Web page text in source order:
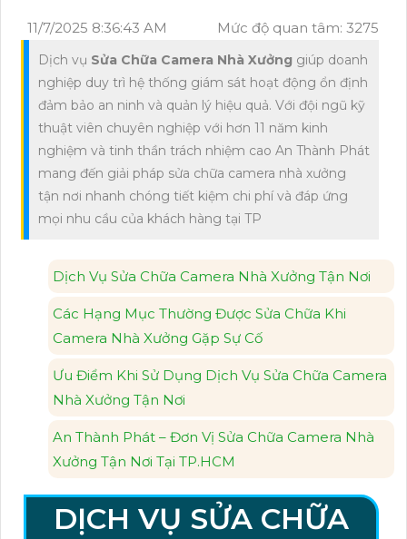
11/7/2025 8:36:43 AM Mức độ quan tâm: 3275
Dịch vụ Sửa Chữa Camera Nhà Xưởng giúp doanh
nghiệp duy trì hệ thống giám sát hoạt động ổn định
đảm bảo an ninh và quản lý hiệu quả. Với đội ngũ kỹ
thuật viên chuyên nghiệp với hơn 11 năm kinh
nghiệm và tinh thần trách nhiệm cao An Thành Phát
mang đến giải pháp sửa chữa camera nhà xưởng
tận nơi nhanh chóng tiết kiệm chi phí và đáp ứng
mọi nhu cầu của khách hàng tại TP
Dịch Vụ Sửa Chữa Camera Nhà Xưởng Tận Nơi
Các Hạng Mục Thường Được Sửa Chữa Khi
Camera Nhà Xưởng Gặp Sự Cố
Ưu Điểm Khi Sử Dụng Dịch Vụ Sửa Chữa Camera
Nhà Xưởng Tận Nơi
An Thành Phát – Đơn Vị Sửa Chữa Camera Nhà
Xưởng Tận Nơi Tại TP.HCM
DỊCH VỤ SỬA CHỮA